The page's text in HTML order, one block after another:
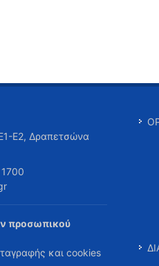
Ε2, Δραπετσώνα
προσωπικού
και cookies